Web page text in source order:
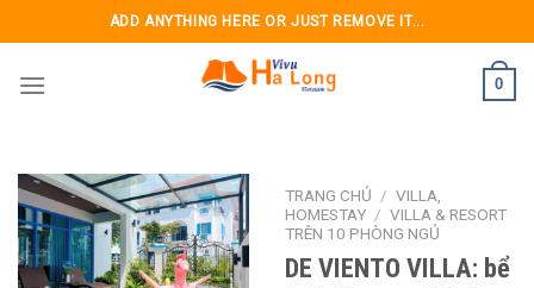
to
content
ADD ANYTHING HERE OR JUST REMOVE IT...
0
TRANG CHỦ / VILLA,
HOMESTAY / VILLA & RESORT
TRÊN 10 PHÒNG NGỦ
DE VIENTO VILLA: bể